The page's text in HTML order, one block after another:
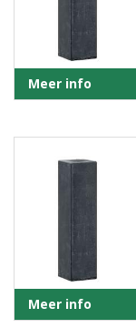
Meer info
Meer info